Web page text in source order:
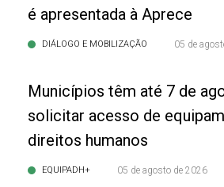
é apresentada à Aprece
DIÁLOGO E MOBILIZAÇÃO 05 de
Municípios têm até 7 de
solicitar acesso de
direitos humanos
EQUIPADH+ 05 de agosto de 2026